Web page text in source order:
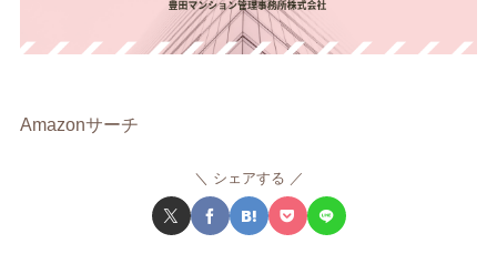
Amazonサーチ
シェアする